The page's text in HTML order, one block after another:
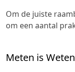
Om de juiste
om een aantal
Meten is Weten